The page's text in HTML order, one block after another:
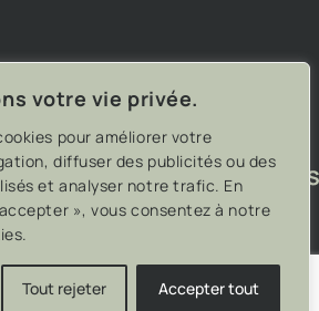
votre vie privée.
pour améliorer votre
diffuser des publicités ou des
et analyser notre trafic. En
», vous consentez à notre
Tout rejeter Accepter tout